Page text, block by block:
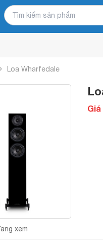
Loa Wharfedale
xem
Giá